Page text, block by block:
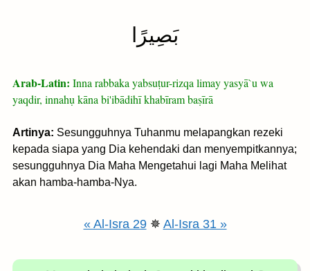
بَصِيرًا
Arab-Latin: Inna rabbaka yabsuṭur-rizqa limay yasyā`u wa
yaqdir, innahụ kāna bi'ibādihī khabīram baṣīrā
Artinya: Sesungguhnya Tuhanmu melapangkan rezeki
kepada siapa yang Dia kehendaki dan menyempitkannya;
sesungguhnya Dia Maha Mengetahui lagi Maha Melihat
akan hamba-hamba-Nya.
« Al-Isra 29✵ Al-Isra 31 »